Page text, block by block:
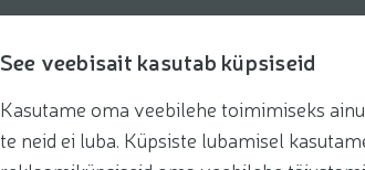
See veebisait kasutab küpsiseid
Kasutame oma veebilehe toimimiseks
te neid ei luba. Küpsiste lubamisel
Рекомендации Рецепты